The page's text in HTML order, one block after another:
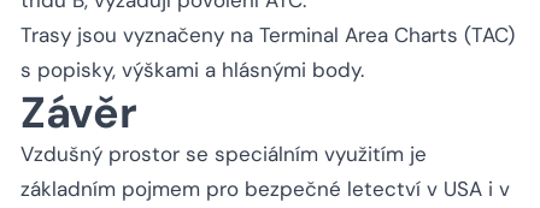
Trasy jsou vyznačeny na Terminal Area Charts (TAC)
s popisky, výškami a hlásnými body.
Závěr
Vzdušný prostor se speciálním využitím je
základním pojmem pro bezpečné letectví v USA i v